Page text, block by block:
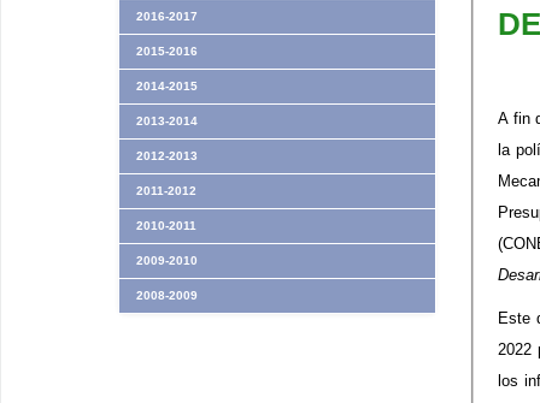
2016-2017
2015-2016
2014-2015
2013-2014
2012-2013
2011-2012
2010-2011
2009-2010
2008-2009
A fin
la
Este
2022
los